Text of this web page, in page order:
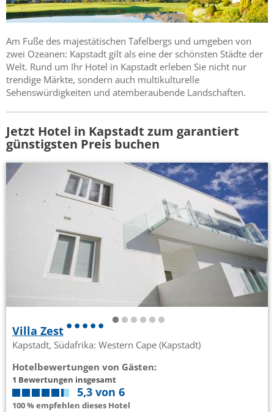
Am Fuße des majestätischen Tafelbergs und umgeben von
zwei Ozeanen: Kapstadt gilt als eine der schönsten Städte der
Welt. Rund um Ihr Hotel in Kapstadt erleben Sie nicht nur
trendige Märkte, sondern auch multikulturelle
Sehenswürdigkeiten und atemberaubende Landschaften.
Jetzt Hotel in Kapstadt zum garantiert
günstigsten Preis buchen
Villa Zest
Kapstadt, Südafrika: Western Cape (Kapstadt)
Hotelbewertungen von Gästen:
1 Bewertungen insgesamt
5,3 von 6
100 % empfehlen dieses Hotel